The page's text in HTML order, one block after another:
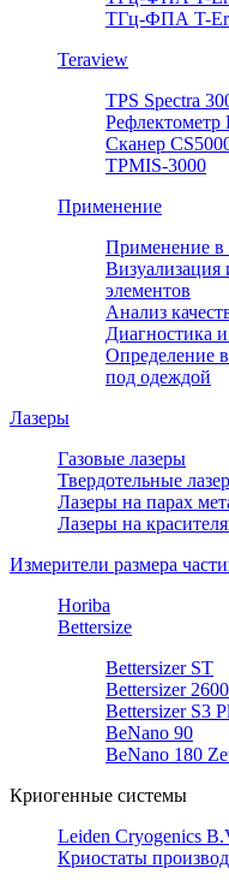
ТГц-ФПА T-
Teraview
TPS Spectra
Рефлектометр
Сканер
TPMIS-3000
Применение
Применение в
Визуализация
элементов
Анализ
Диагностика
Определение
под одеждой
Лазеры
Газовые лазеры
Твердотельные
Лазеры на парах
Лазеры на
Измерители размера
Horiba
Bettersize
Bettersizer ST
Bettersizer 2600
Bettersizer S3
BeNano 90
BeNano 180
Криогенные системы
Leiden Cryogenics
Криостаты